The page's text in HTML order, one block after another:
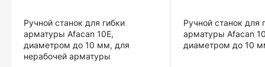
Ручной станок для гибки
арматуры Afacan 10Е,
диаметром до 10 мм, для
нерабочей арматуры
Ручной станок для
арматуры Afacan
диаметром до 10